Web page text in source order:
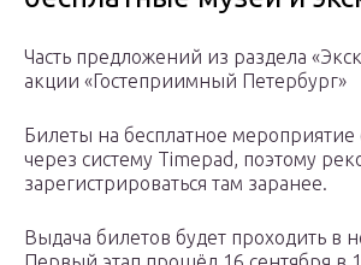
Часть предложений из раздела
акции «Гостеприимный Петербург»
Билеты на бесплатное
через систему Timepad, поэтому
зарегистрироваться там заранее.
Выдача билетов будет проходить в